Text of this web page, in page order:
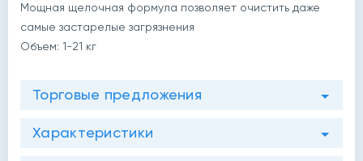
Мощная щелочная формула позволяет очистить даже
самые застарелые загрязнения
Объем: 1-21 кг
Торговые предложения
Характеристики